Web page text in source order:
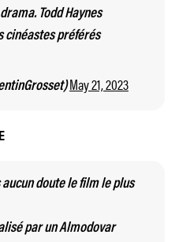
Todd Haynes
cinéastes préférés
May 21, 2023
aucun doute le film le plus
par un Almodovar